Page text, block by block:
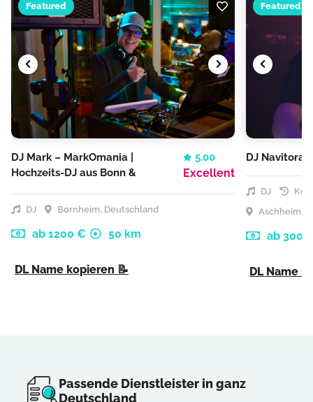
Featured
DJ Mark – MarkOmania |
Hochzeits-DJ aus Bonn &
5.00
Excellent
DJ Bornheim, Deutschland
ab 1200 € 50 km
DL Name kopieren 📝
Featured
DJ Navitora
DJ
Aschheim,
ab 300
DL Name
Passende Dienstleister in ganz
Deutschland